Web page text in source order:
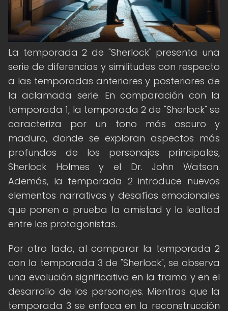
La temporada 2 de "Sherlock" presenta una
serie de diferencias y similitudes con respecto
a las temporadas anteriores y posteriores de
la aclamada serie. En comparación con la
temporada 1, la temporada 2 de "Sherlock" se
caracteriza por un tono más oscuro y
maduro, donde se exploran aspectos más
profundos de los personajes principales,
Sherlock Holmes y el Dr. John Watson.
Además, la temporada 2 introduce nuevos
elementos narrativos y desafíos emocionales
que ponen a prueba la amistad y la lealtad
entre los protagonistas.
Por otro lado, al comparar la temporada 2
con la temporada 3 de "Sherlock", se observa
una evolución significativa en la trama y en el
desarrollo de los personajes. Mientras que la
temporada 3 se enfoca en la reconstrucción